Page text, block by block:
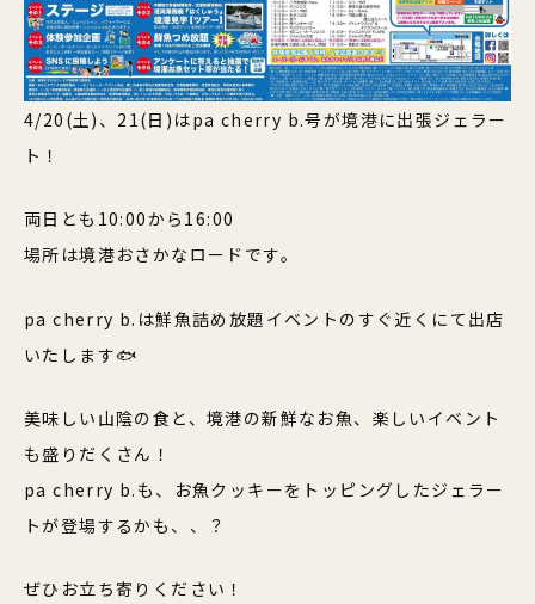
4/20(土)、21(日)はpa cherry b.号が境港に出張ジェラー
ト！
両日とも10:00から16:00
場所は境港おさかなロードです。
pa cherry b.は鮮魚詰め放題イベントのすぐ近くにて出店
いたします🐟
美味しい山陰の食と、境港の新鮮なお魚、楽しいイベント
も盛りだくさん！
pa cherry b.も、お魚クッキーをトッピングしたジェラー
トが登場するかも、、？
ぜひお立ち寄りください！